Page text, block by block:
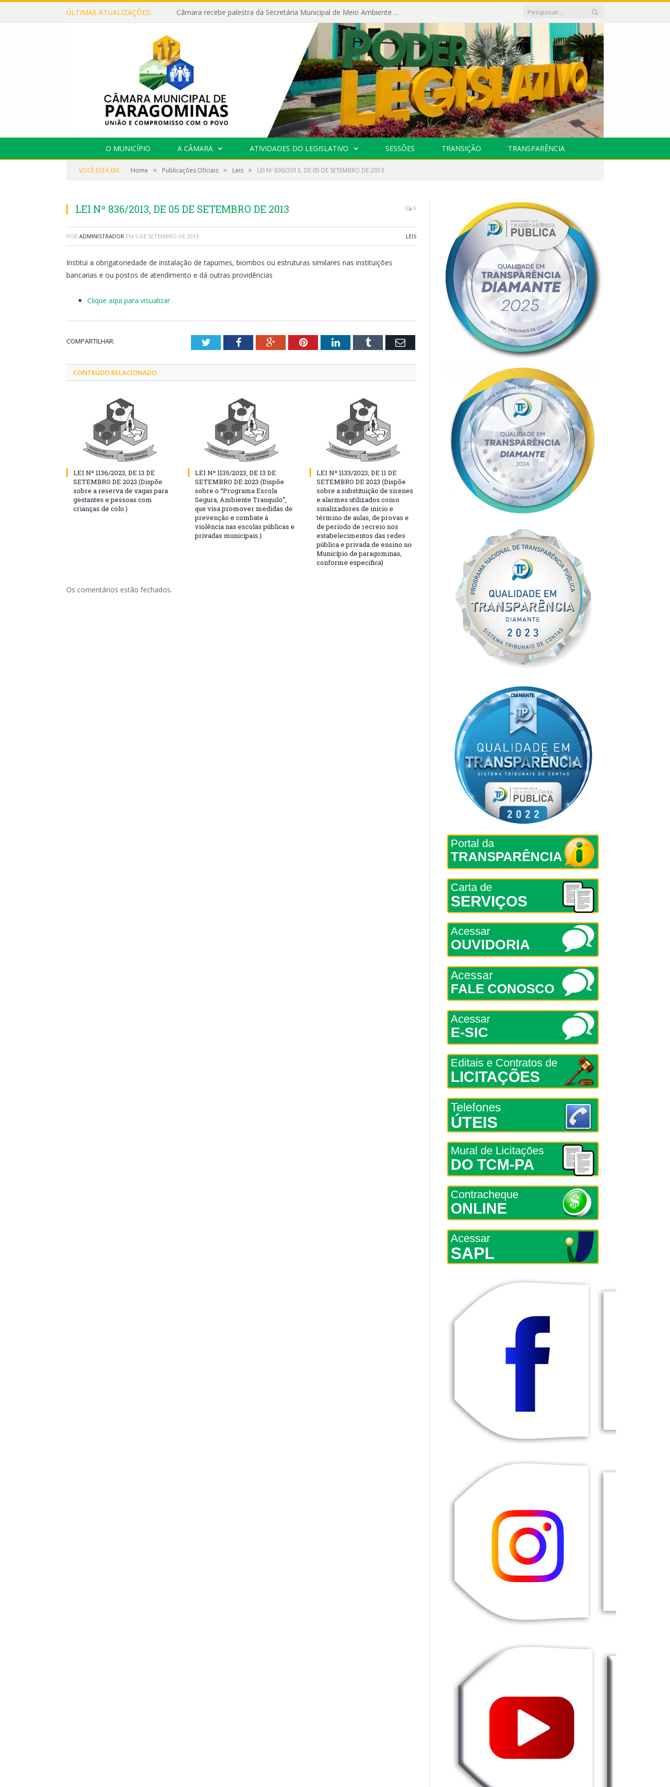
ÚLTIMAS ATUALIZAÇÕES: Câmara recebe palestra da Secretária Municipal de Meio Ambiente sobre as ações da “SEMANA DO MEIO AMBIENTE”
O MUNICÍPIO A CÂMARA ATIVIDADES DO LEGISLATIVO SESSÕES TRANSIÇÃO TRANSPARÊNCIA
VOCÊ ESTÁ EM: Home » Publicações Oficiais » Leis » LEI Nº 836/2013, DE 05 DE SETEMBRO DE 2013
LEI Nº 836/2013, DE 05 DE SETEMBRO DE 2013 0
POR ADMINISTRADOR EM 5 DE SETEMBRO DE 2013 LEIS
Institui a obrigatoriedade de instalação de tapumes, biombos ou estruturas similares nas instituições
bancarias e ou postos de atendimento e dá outras providências
Clique aqui para visualizar
COMPARTILHAR: TwitterFacebookGoogle+PinterestLinkedInTumblr Email
CONTEÚDO RELACIONADO
LEI Nº 1136/2023, DE 13 DE
SETEMBRO DE 2023 (Dispõe
sobre a reserva de vagas para
gestantes e pessoas com
crianças de colo.)
LEI Nº 1135/2023, DE 13 DE
SETEMBRO DE 2023 (Dispõe
sobre o “Programa Escola
Segura, Ambiente Tranquilo”,
que visa promover medidas de
prevenção e combate à
violência nas escolas públicas e
privadas municipais.)
LEI Nº 1133/2023, DE 11 DE
SETEMBRO DE 2023 (Dispõe
sobre a substituição de sirenes
e alarmes utilizados como
sinalizadores de início e
término de aulas, de provas e
de período de recreio nos
estabelecimentos das redes
pública e privada de ensino no
Município de paragominas,
conforme especifica)
Os comentários estão fechados.
Portal da
TRANSPARÊNCIA
Carta de
SERVIÇOS
Acessar
OUVIDORIA
Acessar
FALE CONOSCO
Acessar
E-SIC
Editais e Contratos de
LICITAÇÕES
Telefones
ÚTEIS
Mural de Licitações
DO TCM-PA
Contracheque
ONLINE
Acessar
SAPL